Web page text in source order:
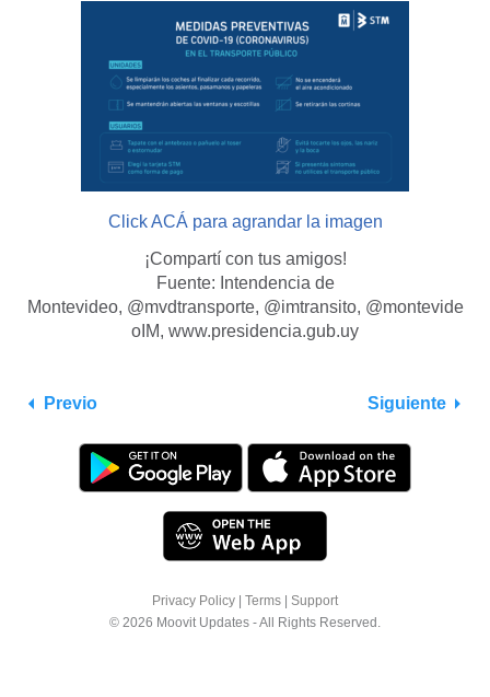
Click ACÁ para agrandar la imagen
¡Compartí con tus amigos!
Fuente: Intendencia de
Montevideo, @mvdtransporte, @imtransito, @montevide
oIM, www.presidencia.gub.uy
Previo Siguiente
Privacy Policy Terms
Support
© 2026 Moovit Updates - All Rights Reserved.